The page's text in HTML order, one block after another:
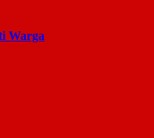
Warga